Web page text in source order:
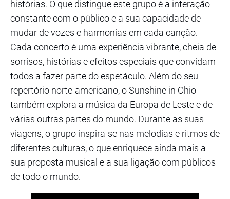
histórias. O que distingue este grupo é a interação
constante com o público e a sua capacidade de
mudar de vozes e harmonias em cada canção.
Cada concerto é uma experiência vibrante, cheia de
sorrisos, histórias e efeitos especiais que convidam
todos a fazer parte do espetáculo. Além do seu
repertório norte-americano, o Sunshine in Ohio
também explora a música da Europa de Leste e de
várias outras partes do mundo. Durante as suas
viagens, o grupo inspira-se nas melodias e ritmos de
diferentes culturas, o que enriquece ainda mais a
sua proposta musical e a sua ligação com públicos
de todo o mundo.